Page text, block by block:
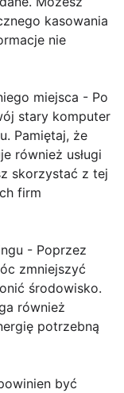
kasowania
nie
miejsca - Po
stary komputer
Pamiętaj, że
również usługi
skorzystać z tej
firm
- Poprzez
zmniejszyć
środowisko.
również
potrzebną
być